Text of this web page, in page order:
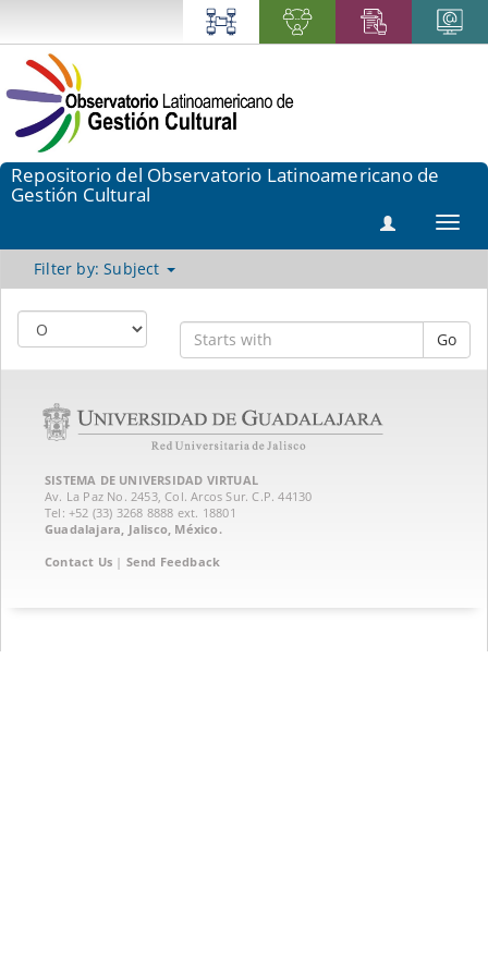
Repositorio del Observatorio Latinoamericano de
Gestión Cultural
Filter by: Subject
Go
SISTEMA DE UNIVERSIDAD VIRTUAL
Av. La Paz No. 2453, Col. Arcos Sur. C.P. 44130
Tel: +52 (33) 3268 8888‏ ext. 18801
Guadalajara, Jalisco, México.
Contact Us | Send Feedback